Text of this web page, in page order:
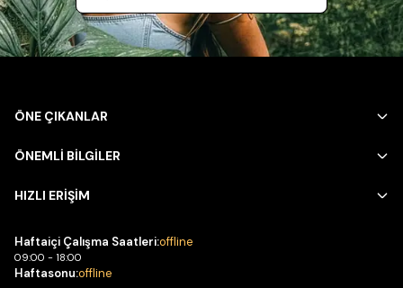
ÖNE ÇIKANLAR
ÖNEMLİ BİLGİLER
HIZLI ERİŞİM
Haftaiçi Çalışma Saatleri:offline
09:00 - 18:00
Haftasonu:offline